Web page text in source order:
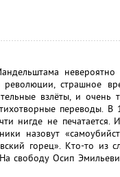
страшное
взлёты, и очень
переводы. В
нигде не
назовут
горец». Кто-то из
свободу Осип